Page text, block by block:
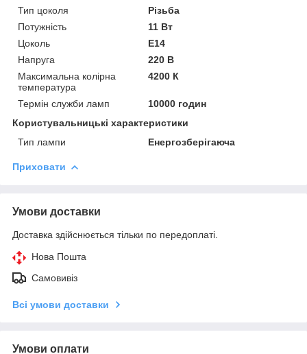
Тип цоколя
Різьба
Потужність
11 Вт
Цоколь
E14
Напруга
220 В
Максимальна колірна
температура
4200 К
Термін служби ламп
10000 годин
Користувальницькі характеристики
Тип лампи
Енергозберігаюча
Приховати
Умови доставки
Доставка здійснюється тільки по передоплаті.
Нова Пошта
Самовивіз
Всі умови доставки
Умови оплати